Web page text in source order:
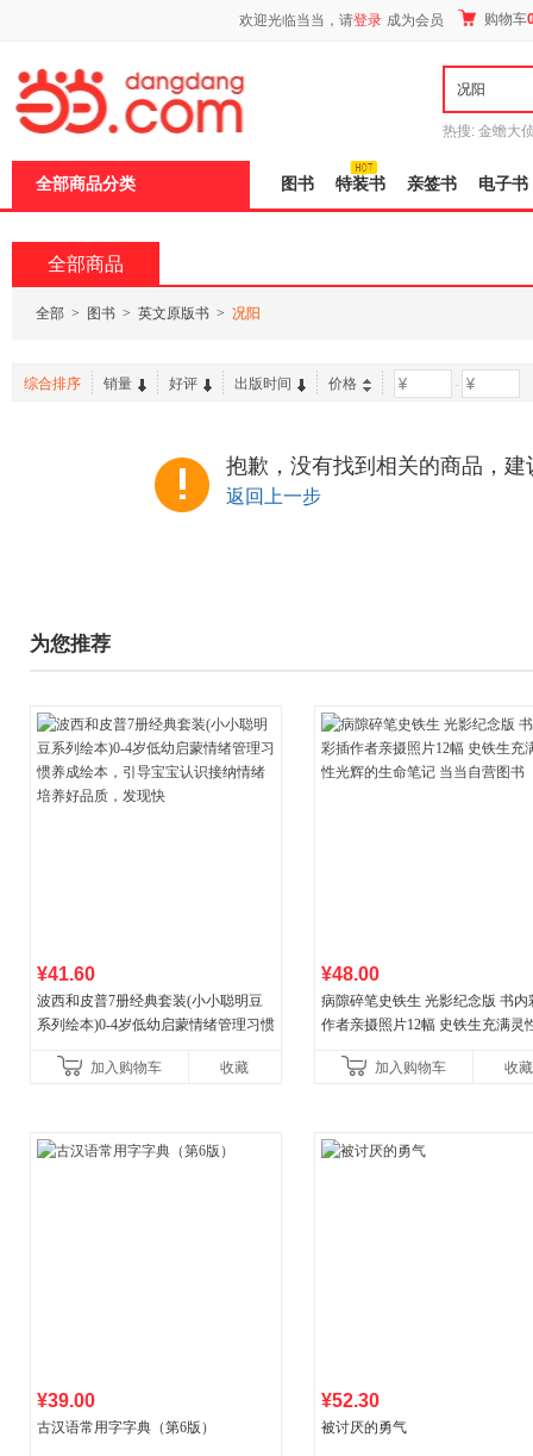
欢迎光临当当，请登录 成为会员 购物车
热搜: 金蟾大
全部商品分类 图书 特装书 亲签书 电子书
全部商品
全部 > 图书 > 英文原版书 > 况阳
综合排序 销量 好评 出版时间 价格 -
抱歉，没有找到相关的商品，
返回上一步
为您推荐
¥41.60
波西和皮普7册经典套装(小小聪明豆
系列绘本)0-4岁低幼启蒙情绪管理习惯
养好品质，发现快
加入购物车 收藏
¥48.00
病隙碎笔史铁生 光影纪念版 书内
作者亲摄照片12幅 史铁生充满灵
加入购物车
收藏
¥39.00
古汉语常用字字典（第6版）
¥52.30
被讨厌的勇气
页
加